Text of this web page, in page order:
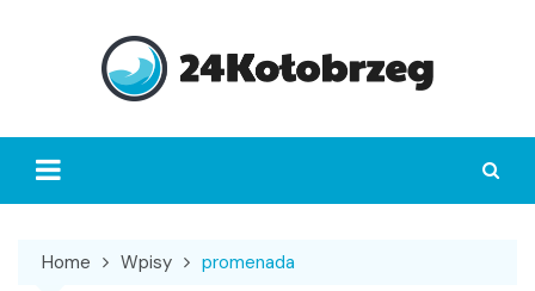
Home Wpisy promenada